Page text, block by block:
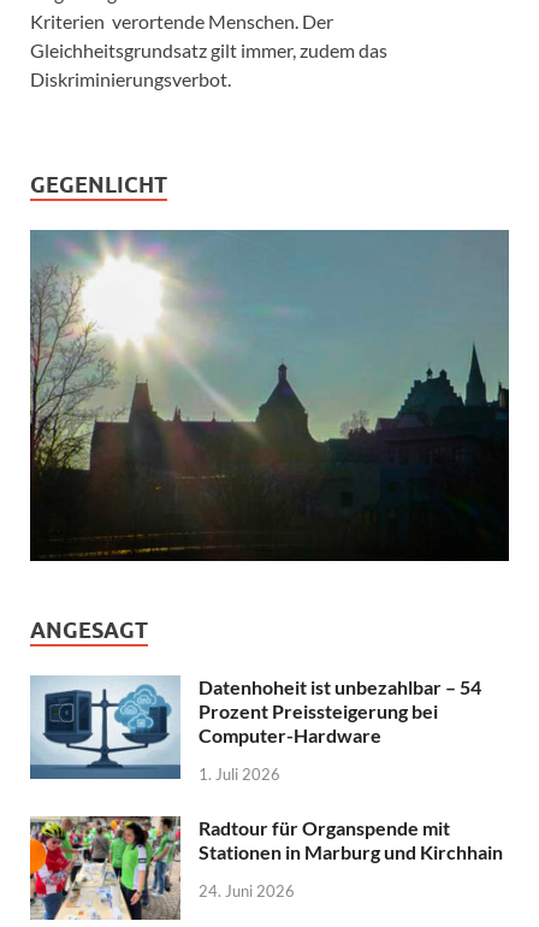
Kriterien verortende Menschen. Der
Gleichheitsgrundsatz gilt immer, zudem das
Diskriminierungsverbot.
GEGENLICHT
ANGESAGT
Datenhoheit ist unbezahlbar – 54
Prozent Preissteigerung bei
Computer-Hardware
1. Juli 2026
Radtour für Organspende mit
Stationen in Marburg und Kirchhain
24. Juni 2026